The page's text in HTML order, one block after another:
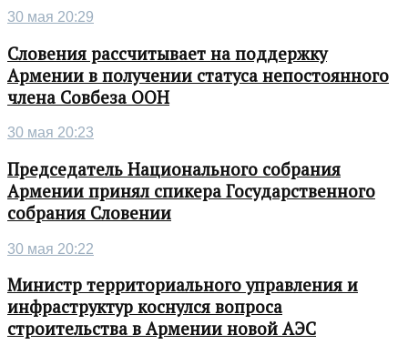
30 мая 20:29
Словения рассчитывает на поддержку
Армении в получении статуса непостоянного
члена Совбеза ООН
30 мая 20:23
Председатель Национального собрания
Армении принял спикера Государственного
собрания Словении
30 мая 20:22
Министр территориального управления и
инфраструктур коснулся вопроса
строительства в Армении новой АЭС